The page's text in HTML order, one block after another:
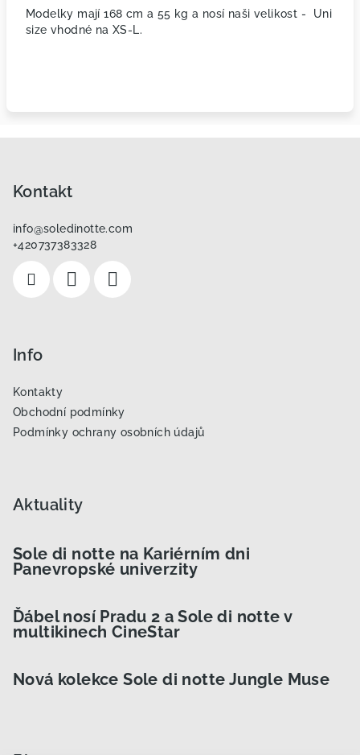
Modelky mají 168 cm a 55 kg a nosí naši velikost - Uni
size vhodné na XS-L.
Kontakt
info@soledinotte.com
+420737383328
Info
Kontakty
Obchodní podmínky
Podmínky ochrany osobních údajů
Aktuality
Sole di notte na Kariérním dni
Panevropské univerzity
Ďábel nosí Pradu 2 a Sole di notte v
multikinech CineStar
Nová kolekce Sole di notte Jungle Muse